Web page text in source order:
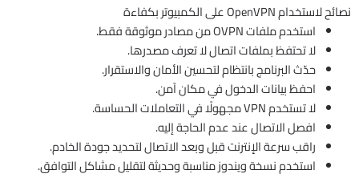
نصائح لاستخدام OpenVPN على الكمبيوتر بكفاءة
استخدم ملفات OVPN من مصادر موثوقة فقط.
لا تحتفظ بملفات اتصال لا تعرف مصدرها.
حدّث البرنامج بانتظام لتحسين الأمان والاستقرار.
احفظ بيانات الدخول في مكان آمن.
لا تستخدم VPN مجهولًا في التعاملات الحساسة.
افصل الاتصال عند عدم الحاجة إليه.
راقب سرعة الإنترنت قبل وبعد الاتصال لتحديد جودة الخادم.
استخدم نسخة ويندوز مناسبة وحديثة لتقليل مشاكل التوافق.